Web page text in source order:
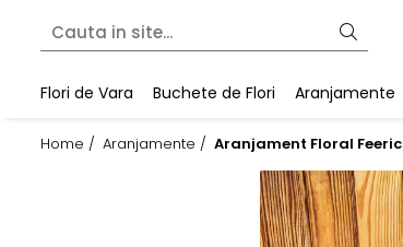
Flori de Vara Buchete de Flori Aranjamente
Home / Aranjamente / Aranjament Floral Feeric